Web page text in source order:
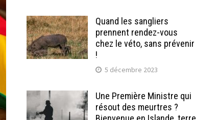
Quand les sangliers
prennent rendez-vous
chez le véto, sans prévenir
!
5 décembre 2023
Une Première Ministre qui
résout des meurtres ?